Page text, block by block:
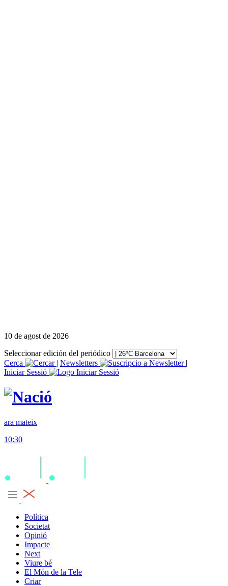
10 de agost de 2026
Seleccionar edición del periódico
Cerca
| Newsletters
|
Iniciar Sessió
ara mateix
10:30
Política
Societat
Opinió
Impacte
Next
Viure bé
El Món de la Tele
Criar